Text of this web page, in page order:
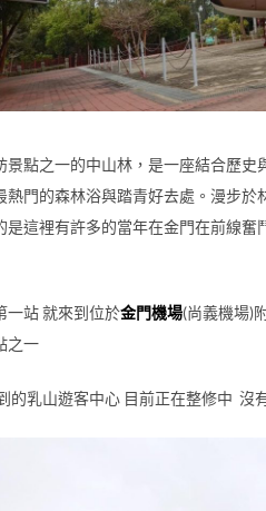
景點之一的中山林，是一座結合歷
熱門的森林浴與踏青好去處。漫步
是這裡有許多的當年在金門在前線
一站 就來到位於金門機場(尚義機場)
之一
的乳山遊客中心 目前正在整修中 沒